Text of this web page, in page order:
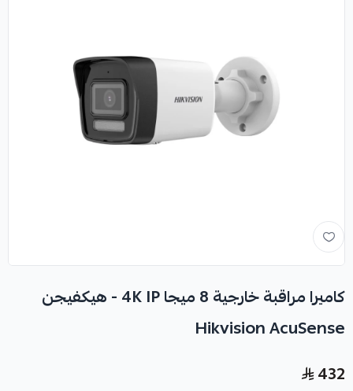
كاميرا مراقبة خارجية 8 ميجا 4K IP - هيكفيجن
Hikvision AcuSense
432